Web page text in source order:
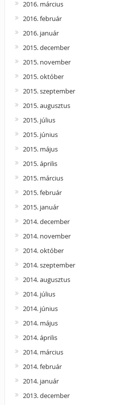
2016. március
2016. február
2016. január
2015. december
2015. november
2015. október
2015. szeptember
2015. augusztus
2015. július
2015. június
2015. május
2015. április
2015. március
2015. február
2015. január
2014. december
2014. november
2014. október
2014. szeptember
2014. augusztus
2014. július
2014. június
2014. május
2014. április
2014. március
2014. február
2014. január
2013. december